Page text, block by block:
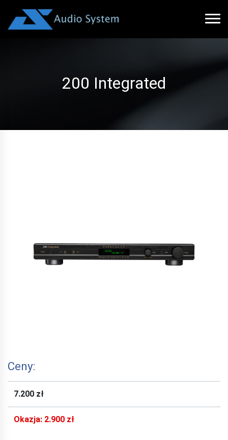
200 Integrated
Ceny:
7.200 zł
Okazja: 2.900 zł